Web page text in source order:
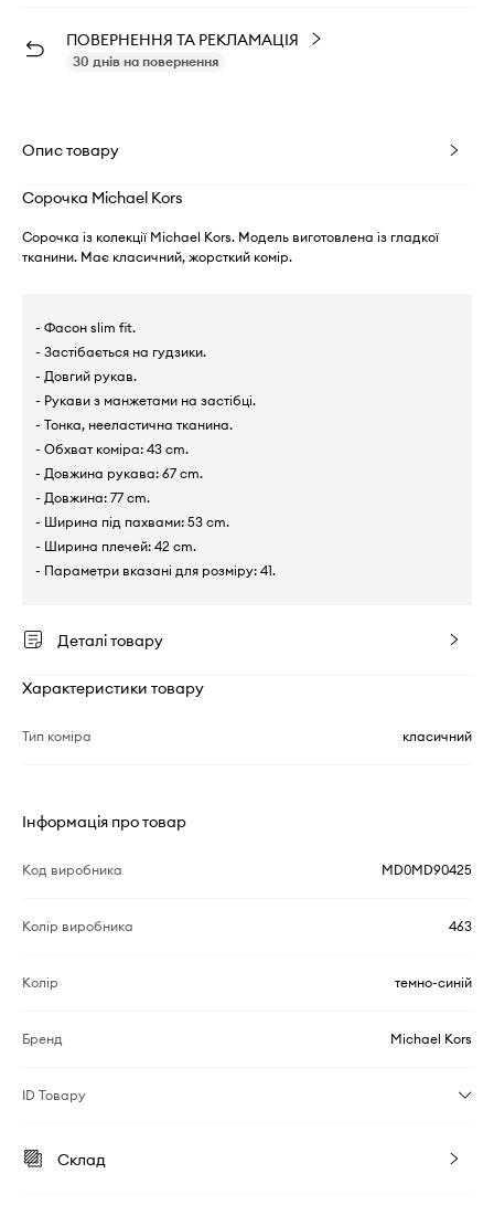
ПОВЕРНЕННЯ ТА РЕКЛАМАЦІЯ
30 днів на повернення
Опис товару
Сорочка Michael Kors
Сорочка із колекції Michael Kors. Модель виготовлена із гладкої
тканини. Має класичний, жорсткий комір.
- Фасон slim fit.
- Застібається на гудзики.
- Довгий рукав.
- Рукави з манжетами на застібці.
- Тонка, нееластична тканина.
- Обхват коміра: 43 cm.
- Довжина рукава: 67 cm.
- Довжина: 77 cm.
- Ширина під пахвами: 53 cm.
- Ширина плечей: 42 cm.
- Параметри вказані для розміру: 41.
Деталі товару
Характеристики товару
Тип коміра класичний
Інформація про товар
Код виробника MD0MD90425
Колір виробника 463
Колір темно-синій
Бренд Michael Kors
ID Товару
Склад